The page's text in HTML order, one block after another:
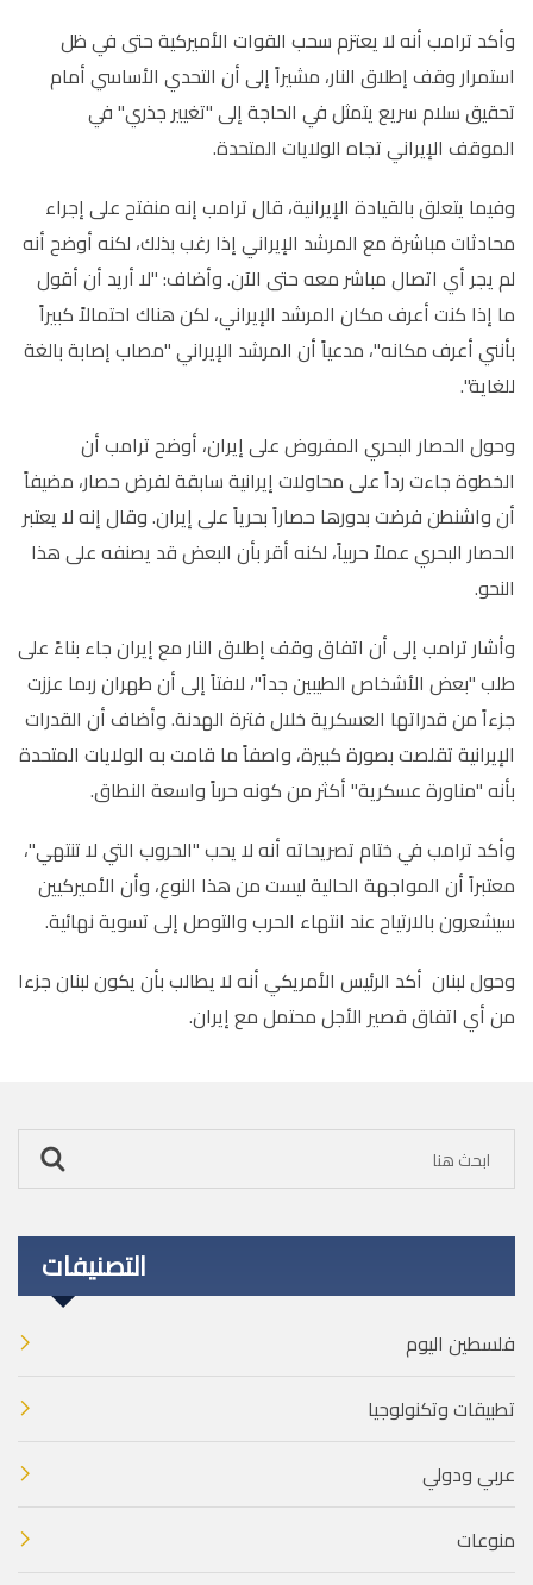
وأكد ترامب أنه لا يعتزم سحب القوات الأميركية حتى في ظل
استمرار وقف إطلاق النار، مشيراً إلى أن التحدي الأساسي أمام
تحقيق سلام سريع يتمثل في الحاجة إلى "تغيير جذري" في
الموقف الإيراني تجاه الولايات المتحدة.
وفيما يتعلق بالقيادة الإيرانية، قال ترامب إنه منفتح على إجراء
محادثات مباشرة مع المرشد الإيراني إذا رغب بذلك، لكنه أوضح أنه
لم يجر أي اتصال مباشر معه حتى الآن. وأضاف: "لا أريد أن أقول
ما إذا كنت أعرف مكان المرشد الإيراني، لكن هناك احتمالاً كبيراً
بأنني أعرف مكانه"، مدعياً أن المرشد الإيراني "مصاب إصابة بالغة
للغاية".
وحول الحصار البحري المفروض على إيران، أوضح ترامب أن
الخطوة جاءت رداً على محاولات إيرانية سابقة لفرض حصار، مضيفاً
أن واشنطن فرضت بدورها حصاراً بحرياً على إيران. وقال إنه لا يعتبر
الحصار البحري عملاً حربياً، لكنه أقر بأن البعض قد يصنفه على هذا
النحو.
وأشار ترامب إلى أن اتفاق وقف إطلاق النار مع إيران جاء بناءً على
طلب "بعض الأشخاص الطيبين جداً"، لافتاً إلى أن طهران ربما عززت
جزءاً من قدراتها العسكرية خلال فترة الهدنة. وأضاف أن القدرات
الإيرانية تقلصت بصورة كبيرة، واصفاً ما قامت به الولايات المتحدة
بأنه "مناورة عسكرية" أكثر من كونه حرباً واسعة النطاق.
وأكد ترامب في ختام تصريحاته أنه لا يحب "الحروب التي لا تنتهي"،
معتبراً أن المواجهة الحالية ليست من هذا النوع، وأن الأميركيين
سيشعرون بالارتياح عند انتهاء الحرب والتوصل إلى تسوية نهائية.
وحول لبنان أكد الرئيس الأمريكي أنه لا يطالب بأن يكون لبنان جزءا
من أي اتفاق قصير الأجل محتمل مع إيران.
التصنيفات
فلسطين اليوم
تطبيقات وتكنولوجيا
عربي ودولي
منوعات